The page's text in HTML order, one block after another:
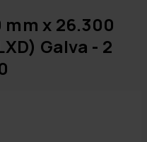
x 26.300
Galva - 2